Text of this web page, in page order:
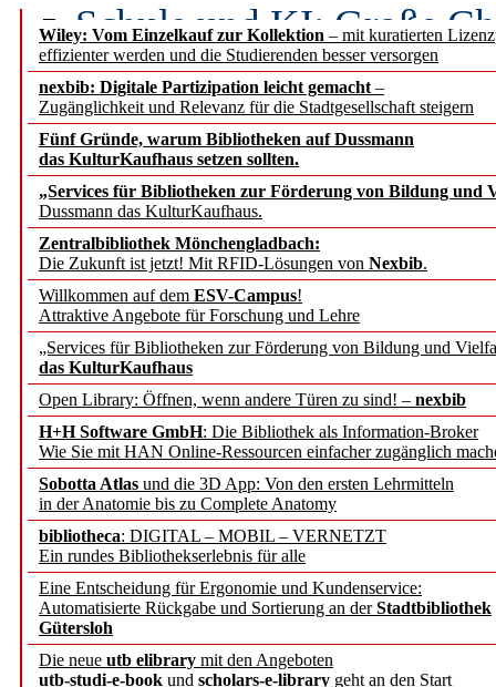
Wiley: Vom Einzelkauf zur Kollektion – mit kuratierten
effizienter werden und die Studierenden besser versorgen
nexbib: Digitale Partizipation leicht gemacht –
Zugänglichkeit und Relevanz für die Stadtgesellschaft steigern
Fünf Gründe, warum Bibliotheken auf Dussmann
das KulturKaufhaus setzen sollten.
„Services für Bibliotheken zur Förderung von Bildung und
Dussmann das KulturKaufhaus.
Zentralbibliothek Mönchengladbach:
Die Zukunft ist jetzt! Mit RFID-Lösungen von Nexbib.
Willkommen auf dem ESV-Campus!
Attraktive Angebote für Forschung und Lehre
„Services für Bibliotheken zur Förderung von Bildung und
das KulturKaufhaus
Open Library: Öffnen, wenn andere Türen zu sind! – nexbib
H+H Software GmbH: Die Bibliothek als Information-Broker
Wie Sie mit HAN Online-Ressourcen einfacher zugänglich
Sobotta Atlas und die 3D App: Von den ersten Lehrmitteln
in der Anatomie bis zu Complete Anatomy
bibliotheca: DIGITAL – MOBIL – VERNETZT
Ein rundes Bibliothekserlebnis für alle
Eine Entscheidung für Ergonomie und Kundenservice:
Automatisierte Rückgabe und Sortierung an derStadtbibliothek
Gütersloh
Die neue utb elibrary mit den Angeboten
utb-studi-e-book und scholars-e-library geht an den Start
Schule und KI: Große
Voraussetzungen
Erfolgreiches erstes
Segment Research –
angepasst
konstruktiv!
Mohr Siebeck
und die Zeitschrift für
Francke Attempto
EBSCO Information
Recherchefunktionen in
Sorbisches Institut neu
Geschichte und